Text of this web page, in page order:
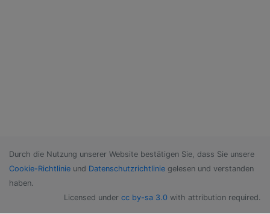
Durch die Nutzung unserer Website bestätigen Sie, dass Sie unsere
Cookie-Richtlinie und Datenschutzrichtlinie gelesen und verstanden
haben.
Licensed under cc by-sa 3.0 with attribution required.